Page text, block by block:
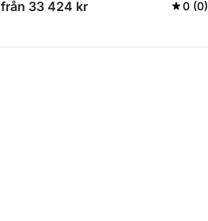
från 33 424 kr 0 (0)